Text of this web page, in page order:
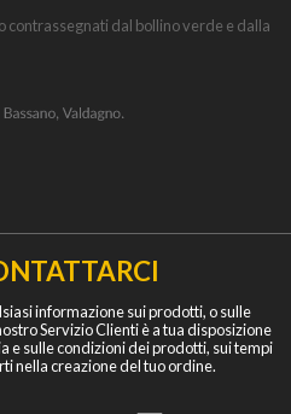
contrassegnati dal bollino verde e dalla
informazione sui prodotti, o sulle
Servizio Clienti è a tua disposizione
e sulle condizioni dei prodotti, sui tempi
nella creazione del tuo ordine.